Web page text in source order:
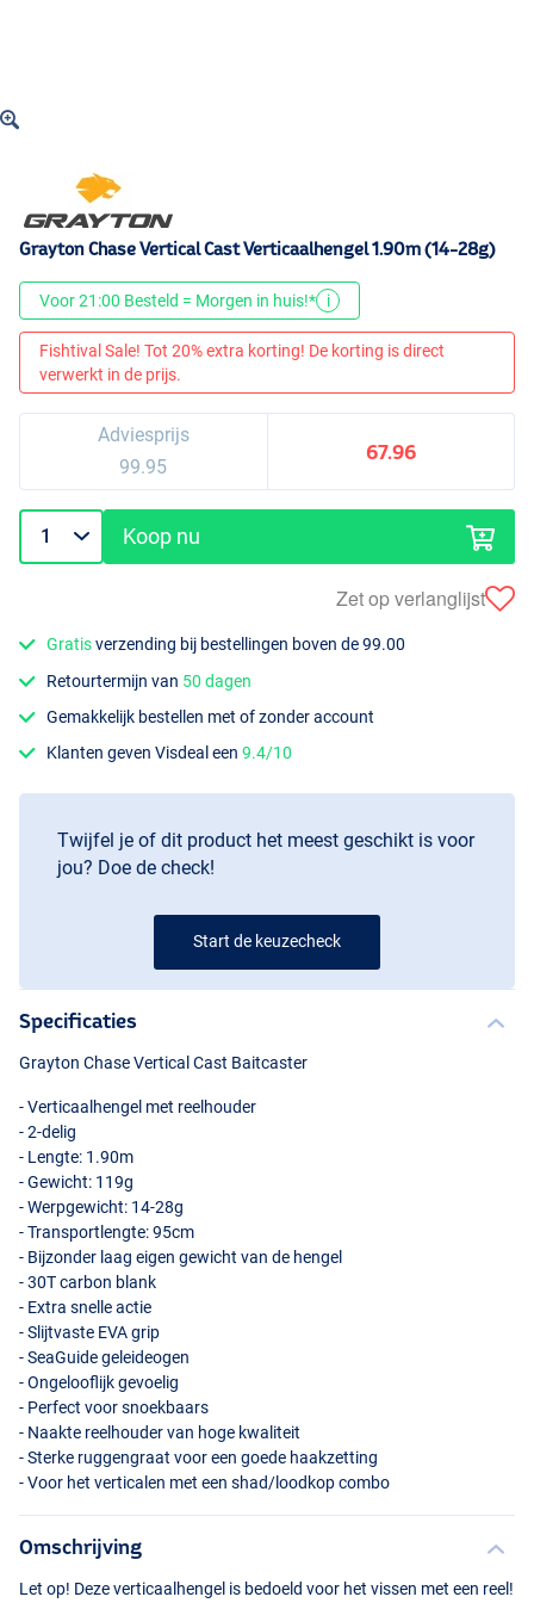
Grayton Chase Vertical Cast Verticaalhengel 1.90m (14-28g)
Voor 21:00 Besteld = Morgen in huis!* i
Fishtival Sale! Tot 20% extra korting! De korting is direct
verwerkt in de prijs.
Adviesprijs
99.95
67.96
Koop nu
Zet op verlanglijst
Gratisverzending bij bestellingen boven de 99.00
Retourtermijn van 50 dagen
Gemakkelijk bestellen met of zonder account
Klanten geven Visdeal een9.4/10
Twijfel je of dit product het meest geschikt is voor
jou? Doe de check!
Start de keuzecheck
Specificaties
Grayton Chase Vertical Cast Baitcaster
- Verticaalhengel met reelhouder
- 2-delig
- Lengte: 1.90m
- Gewicht: 119g
- Werpgewicht: 14-28g
- Transportlengte: 95cm
- Bijzonder laag eigen gewicht van de hengel
- 30T carbon blank
- Extra snelle actie
- Slijtvaste EVAgrip
- SeaGuide geleideogen
- Ongelooflijk gevoelig
- Perfect voor snoekbaars
- Naakte reelhouder van hoge kwaliteit
- Sterke ruggengraat voor een goede haakzetting
- Voor het verticalen met een shad/loodkop combo
Omschrijving
Let op! Deze verticaalhengel is bedoeld voor het vissen met een reel!